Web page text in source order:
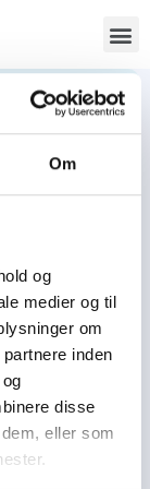
Om
og
medier og til
om
inden
disse
eller som
m.fl.